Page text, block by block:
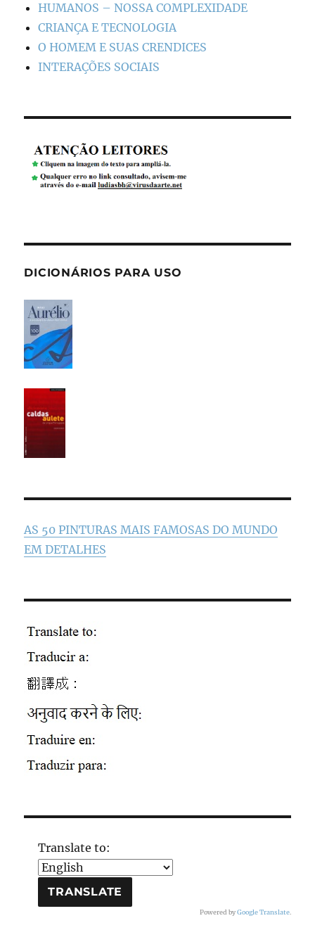
HUMANOS – NOSSA COMPLEXIDADE
CRIANÇA E TECNOLOGIA
O HOMEM E SUAS CRENDICES
INTERAÇÕES SOCIAIS
DICIONÁRIOS PARA USO
AS 50 PINTURAS MAIS FAMOSAS DO MUNDO
EM DETALHES
Translate to:
Powered byGoogle Translate.